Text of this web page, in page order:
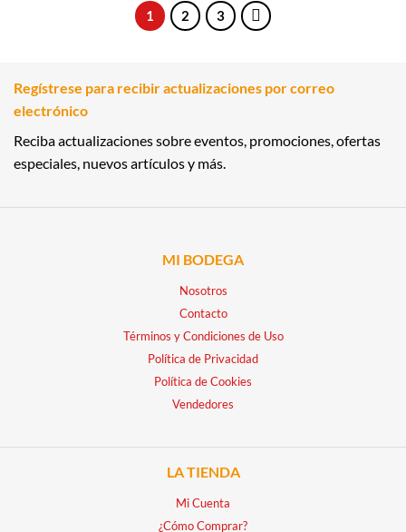
1 2 3
Regístrese para recibir actualizaciones por correo
electrónico
Reciba actualizaciones sobre eventos, promociones, ofertas
especiales, nuevos artículos y más.
MI BODEGA
Nosotros
Contacto
Términos y Condiciones de Uso
Política de Privacidad
Política de Cookies
Vendedores
LA TIENDA
Mi Cuenta
¿Cómo Comprar?